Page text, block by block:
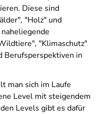
Diese sind
"Holz" und
"Klimaschutz"
Berufsperspektiven in
man sich im Laufe
Level mit steigendem
Levels gibt es dafür